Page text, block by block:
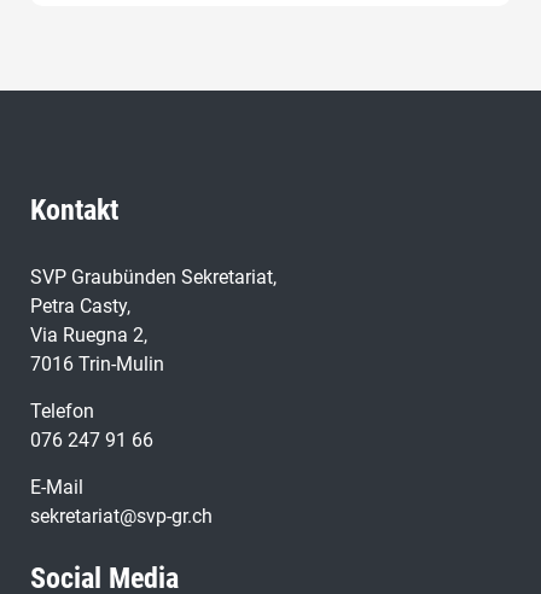
Kontakt
SVP Graubünden Sekretariat,
Petra Casty,
Via Ruegna 2,
7016 Trin-Mulin
Telefon
076 247 91 66
E-Mail
sekretariat@svp-gr.ch
Social Media